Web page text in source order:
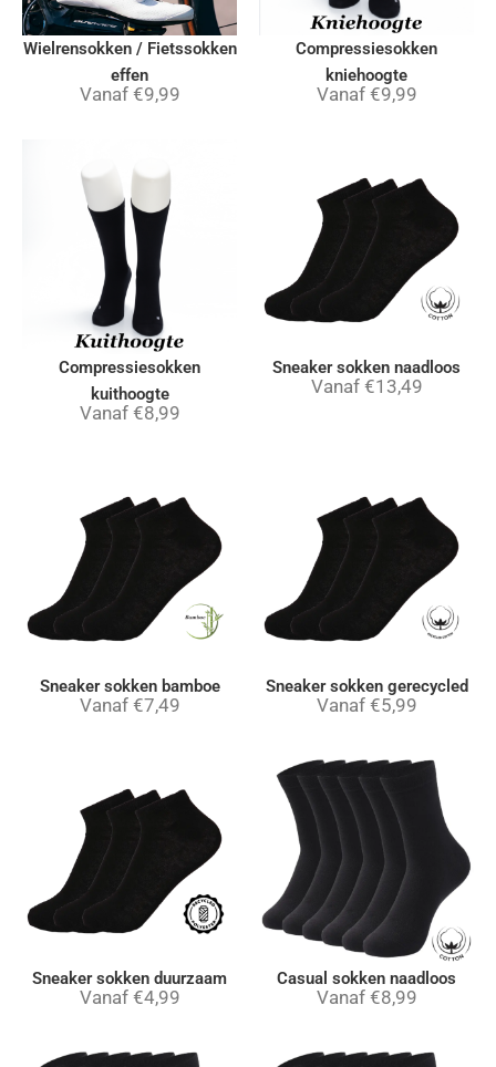
Wielrensokken / Fietssokken
effen
Vanaf €9,99
Compressiesokken
kniehoogte
Vanaf €9,99
Compressiesokken
kuithoogte
Vanaf €8,99
Sneaker sokken naadloos
Vanaf €13,49
Sneaker sokken bamboe
Vanaf €7,49
Sneaker sokken gerecycled
Vanaf €5,99
Sneaker sokken duurzaam
Vanaf €4,99
Casual sokken naadloos
Vanaf €8,99